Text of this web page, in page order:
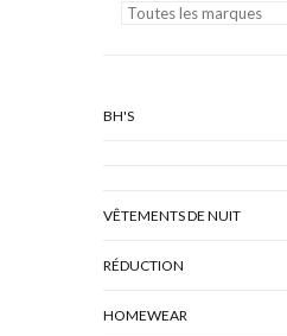
BH'S
VÊTEMENTS DE NUIT
RÉDUCTION
HOMEWEAR